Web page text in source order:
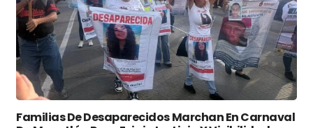
Familias De Desaparecidos Marchan En Carnaval